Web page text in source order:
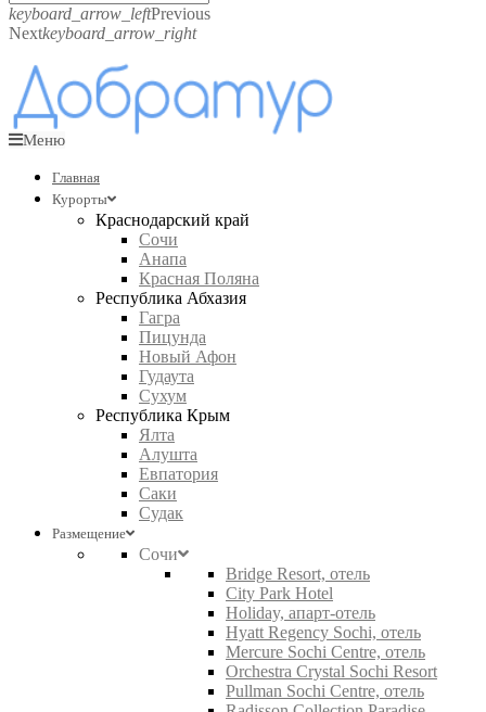
keyboard_arrow_leftPrevious
Nextkeyboard_arrow_right
Меню
Главная
Курорты
Краснодарский край
Сочи
Анапа
Красная Поляна
Республика Абхазия
Гагра
Пицунда
Новый Афон
Гудаута
Сухум
Республика Крым
Ялта
Алушта
Евпатория
Саки
Судак
Размещение
Сочи
Bridge Resort, отель
City Park Hotel
Holiday, апарт-отель
Hyatt Regency Sochi, отель
Mercure Sochi Centre, отель
Orchestra Crystal Sochi Resort
Pullman Sochi Centre, отель